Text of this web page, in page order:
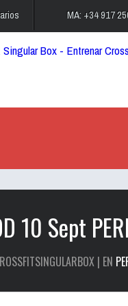
MA: +34 917
10 Sept
| EN